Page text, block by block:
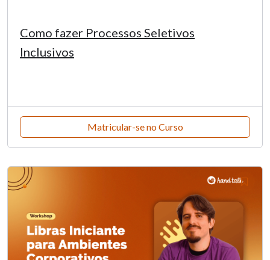
Como fazer Processos Seletivos
Inclusivos
Matricular-se no Curso